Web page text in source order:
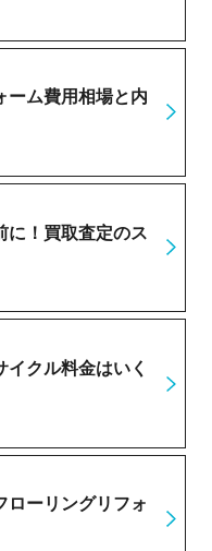
ーム費用相場と内
に！買取査定のス
クル料金はいく
ローリングリフォ